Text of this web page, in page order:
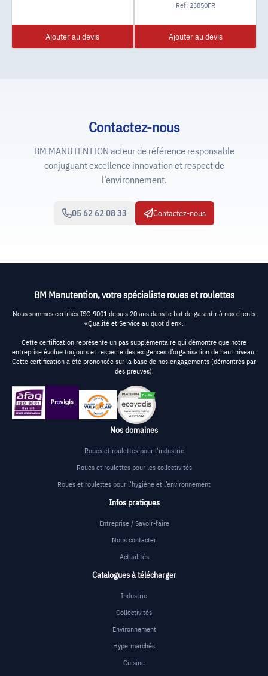
Ajouter au devis
Ref: 23850FR
Ajouter au devis
Contactez-nous
BM MANUTENTION acteur de référence responsable
conjuguant excellence innovation et respect de
l’environnement.
05 62 62 08 33 Contactez-nous
BM Manutention, votre spécialiste roues et roulettes
Nous sommes certifiés ISO 9001 depuis 20 ans dans le but de garantir à nos clients
«Qualité et Service au quotidien».
Cette certification représente un pas supplémentaire qui démontre que notre
entreprise évolue toujours et respecte des exigences d’organisation de haut niveau.
Cette certification a été prononcée sur la base de nos engagements (démontrés par
des preuves).
Nos domaines
Roues et roulettes pour l’industrie
Roues et roulettes pour les collectivités
Roues et roulettes pour l’hygiène et l’environnement
Infos pratiques
Entreprise / Savoir-faire
Nous contacter
Actualités
Catalogues à télécharger
Industrie
Collectivités
Environnement
Hypermarchés
Cuisine